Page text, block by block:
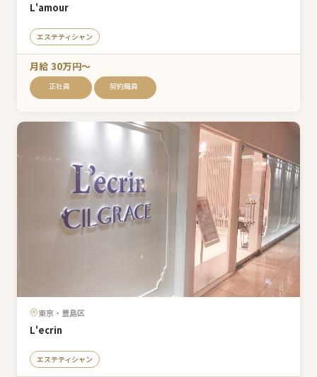
L'amour
エステティシャン
月給 30万円〜
正社員 契約職員
東京・豊島区
L'ecrin
エステティシャン